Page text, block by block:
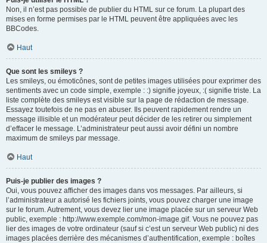
Non, il n’est pas possible de publier du HTML sur ce forum. La plupart des
mises en forme permises par le HTML peuvent être appliquées avec les
BBCodes.
Haut
Que sont les smileys ?
Les smileys, ou émoticônes, sont de petites images utilisées pour exprimer des
sentiments avec un code simple, exemple : :) signifie joyeux, :( signifie triste. La
liste complète des smileys est visible sur la page de rédaction de message.
Essayez toutefois de ne pas en abuser. Ils peuvent rapidement rendre un
message illisible et un modérateur peut décider de les retirer ou simplement
d’effacer le message. L’administrateur peut aussi avoir défini un nombre
maximum de smileys par message.
Haut
Puis-je publier des images ?
Oui, vous pouvez afficher des images dans vos messages. Par ailleurs, si
l’administrateur a autorisé les fichiers joints, vous pouvez charger une image
sur le forum. Autrement, vous devez lier une image placée sur un serveur Web
public, exemple : http://www.exemple.com/mon-image.gif. Vous ne pouvez pas
lier des images de votre ordinateur (sauf si c’est un serveur Web public) ni des
images placées derrière des mécanismes d’authentification, exemple : boîtes